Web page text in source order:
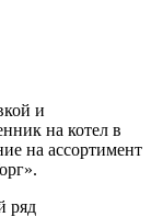
и
на котел в
на ассортимент
ряд